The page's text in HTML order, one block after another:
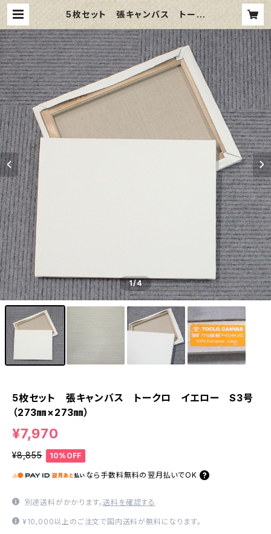
5枚セット 張キャンバス トーク
㎜） | 那須野画材
1/4
5枚セット 張キャンバス トークロ イエロー S3号
（273㎜×273㎜）
¥7,970
¥8,855 10%OFF
なら 手数料無料の 翌月払いでOK
別途送料がかかります。送料を確認する
¥10,000以上のご注文で国内送料が無料になります。